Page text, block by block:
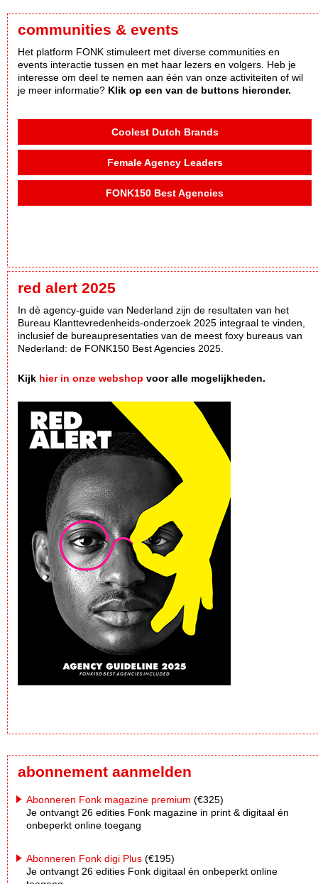
communities & events
Het platform FONK stimuleert met diverse communities en
events interactie tussen en met haar lezers en volgers. Heb je
interesse om deel te nemen aan één van onze activiteiten of wil
je meer informatie? Klik op een van de buttons hieronder.
Coolest Dutch Brands
Female Agency Leaders
FONK150 Best Agencies
red alert 2025
In dè agency-guide van Nederland zijn de resultaten van het
Bureau Klanttevredenheids-onderzoek 2025 integraal te vinden,
inclusief de bureaupresentaties van de meest foxy bureaus van
Nederland: de FONK150 Best Agencies 2025.
Kijk hier in onze webshop voor alle mogelijkheden.
abonnement aanmelden
Abonneren Fonk magazine premium (€325)
Je ontvangt 26 edities Fonk magazine in print & digitaal én
onbeperkt online toegang
Abonneren Fonk digi Plus (€195)
Je ontvangt 26 edities Fonk digitaal én onbeperkt online